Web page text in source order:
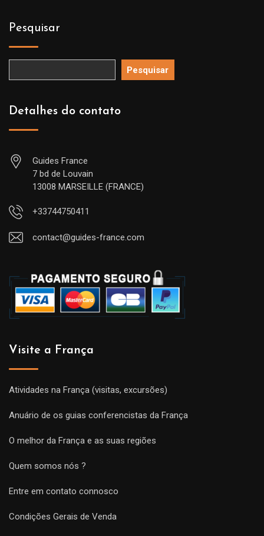
Pesquisar
Pesquisar
Detalhes do contato
Guides France
7 bd de Louvain
13008 MARSEILLE (FRANCE)
+33744750411
contact@guides-france.com
Visite a França
Atividades na França (visitas, excursões)
Anuário de os guias conferencistas da França
O melhor da França e as suas regiões
Quem somos nós ?
Entre em contato connosco
Condições Gerais de Venda